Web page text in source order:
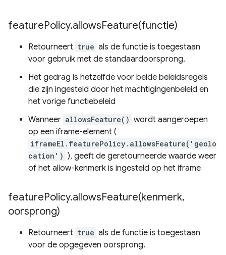
featurePolicy.allowsFeature(functie)
Retourneert true als de functie is toegestaan ​​
voor gebruik met de standaardoorsprong.
Het gedrag is hetzelfde voor beide beleidsregels
die zijn ingesteld door het machtigingenbeleid en
het vorige functiebeleid
Wanneer allowsFeature() wordt aangeroepen
op een iframe-element (
iframeEl.featurePolicy.allowsFeature('geolo
cation') ), geeft de geretourneerde waarde weer
of het allow-kenmerk is ingesteld op het iframe
featurePolicy.allowsFeature(kenmerk,
oorsprong)
Retourneert true als de functie is toegestaan ​​
voor de opgegeven oorsprong.